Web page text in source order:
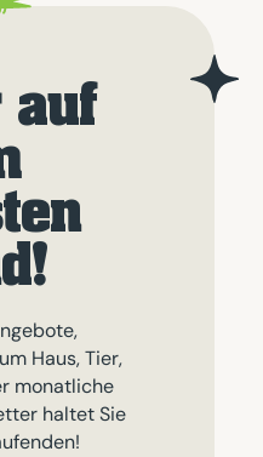
auf
Haus, Tier,
monatliche
haltet Sie